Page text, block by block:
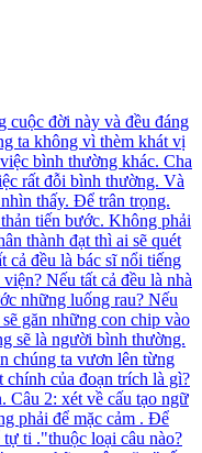
cuộc đời này và đều đáng
ta không vì thèm khát vị
bình thường khác. Cha
rất đỗi bình thường. Và
thấy. Để trân trọng.
tiến bước. Không phải
thành đạt thì ai sẽ quét
cả đều là bác sĩ nổi tiếng
Nếu tất cả đều là nhà
những luống rau? Nếu
găn những con chip vào
sẽ là người bình thường.
chúng ta vươn lên từng
chính của đoạn trích là gì?
Câu 2: xét về cấu tạo ngữ
phải để mặc cảm . Để
ti ."thuộc loại câu nào?